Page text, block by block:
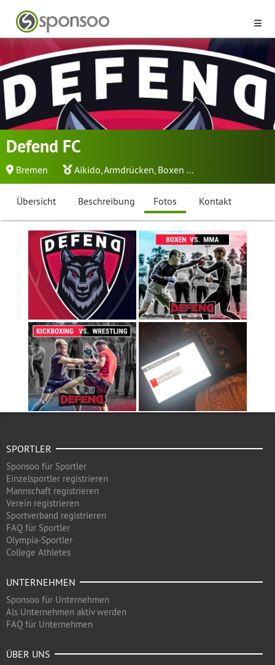
Defend FC
Bremen Aikido,Armdrücken, Boxen ...
Übersicht Beschreibung Fotos Kontakt
SPORTLER
Sponsoo für Sportler
Einzelsportler registrieren
Mannschaft registrieren
Verein registrieren
Sportverband registrieren
FAQ für Sportler
Olympia-Sportler
College Athletes
UNTERNEHMEN
Sponsoo für Unternehmen
Als Unternehmen aktiv werden
FAQ für Unternehmen
ÜBER UNS